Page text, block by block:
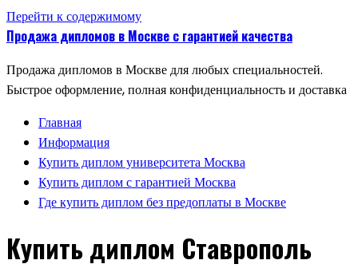
Перейти к содержимому
Продажа дипломов в Москве с гарантией качества
Продажа дипломов в Москве для любых специальностей.
Быстрое оформление, полная конфиденциальность и доставка
Главная
Информация
Купить диплом университета Москва
Купить диплом с гарантией Москва
Где купить диплом без предоплаты в Москве
Купить диплом Ставрополь